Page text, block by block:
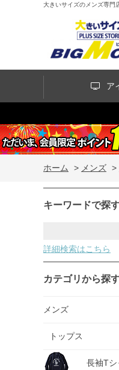
大きいサイズのメンズ専門
ア
ホーム > メンズ >
キーワードで探
詳細検索はこちら
カテゴリから探
メンズ
トップス
長袖Tシ